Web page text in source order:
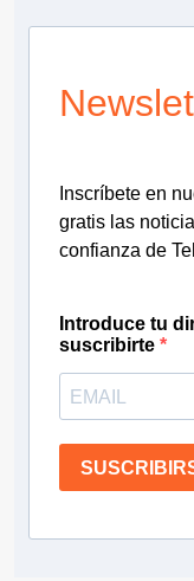
Inscríbete en
gratis las
confianza de
Introduce tu
suscribirte